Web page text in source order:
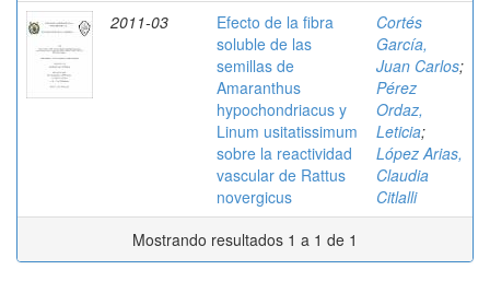
2011-03
Efecto de la fibra
soluble de las
semillas de
Amaranthus
hypochondriacus y
Linum usitatissimum
sobre la reactividad
vascular de Rattus
novergicus
Cortés
García,
Juan Carlos;
Pérez
Ordaz,
Leticia;
López Arias,
Claudia
Citlalli
Mostrando resultados 1 a 1 de 1